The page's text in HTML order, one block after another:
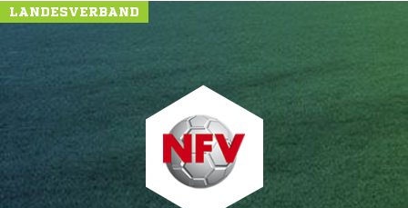
LANDESVERBAND